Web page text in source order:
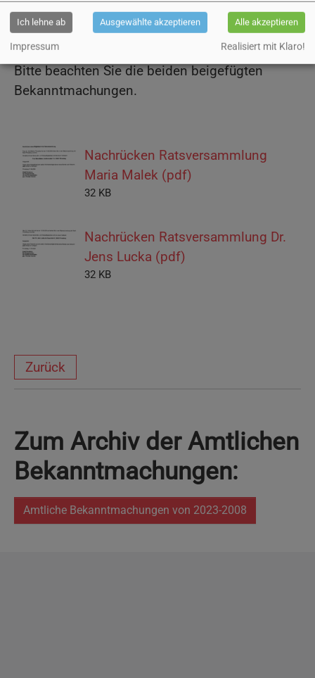
18.09.2024
Bitte beachten Sie die beiden beigefügten
Bekanntmachungen.
Nachrücken Ratsversammlung
Maria Malek (pdf)
32 KB
Nachrücken Ratsversammlung Dr.
Jens Lucka (pdf)
32 KB
Zurück
Zum Archiv der Amtlichen
Bekanntmachungen:
Amtliche Bekanntmachungen von 2023-2008
Ich lehne ab Ausgewählte akzeptieren Alle akzeptieren
Impressum Realisiert mit Klaro!